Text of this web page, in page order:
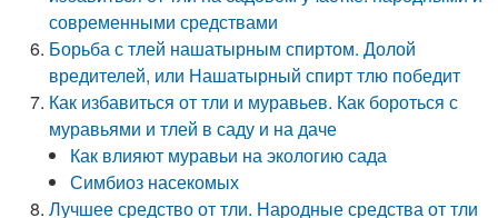
современными средствами
Борьба с тлей нашатырным спиртом. Долой
вредителей, или Нашатырный спирт тлю победит
Как избавиться от тли и муравьев. Как бороться с
муравьями и тлей в саду и на даче
Как влияют муравьи на экологию сада
Симбиоз насекомых
Лучшее средство от тли. Народные средства от тли